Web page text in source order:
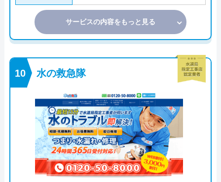
サービスの内容をもっと見る
水の救急隊